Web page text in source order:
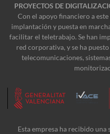
PROYECTOS DE
Con el apoyo financiero a
implantación y puesta en
facilitar el teletrabajo. Se han
red corporativa, y se ha
telecomunicaciones,
Esta empresa ha recibido una